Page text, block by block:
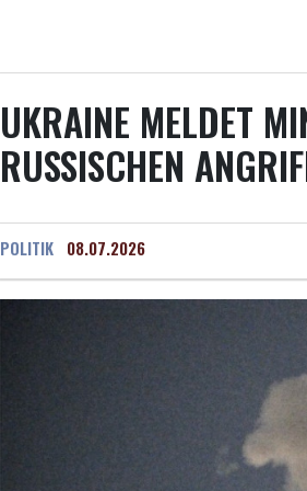
UKRAINE MELDET
RUSSISCHEN
POLITIK 08.07.2026